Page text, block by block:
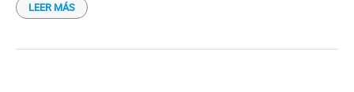
LEER MÁS